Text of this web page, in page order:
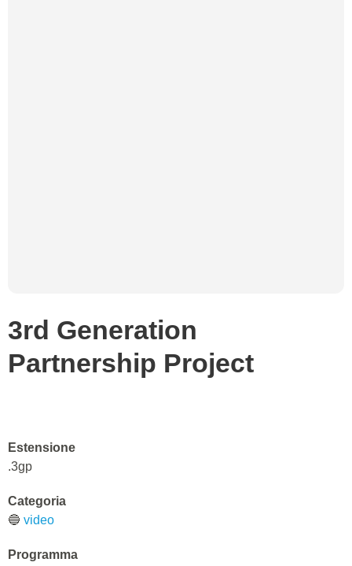
3rd Generation
Partnership Project
Estensione
.3gp
Categoria
🔵 video
Programma